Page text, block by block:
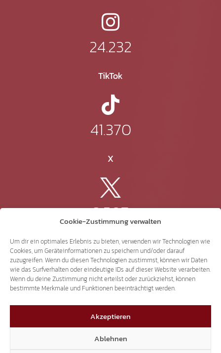
Cookie-Zustimmung verwalten
Um dir ein optimales Erlebnis zu bieten, verwenden wir Technologien wie
Cookies, um Geräteinformationen zu speichern und/oder darauf
zuzugreifen. Wenn du diesen Technologien zustimmst, können wir Daten
wie das Surfverhalten oder eindeutige IDs auf dieser Website verarbeiten.
Wenn du deine Zustimmung nicht erteilst oder zurückziehst, können
bestimmte Merkmale und Funktionen beeinträchtigt werden.
Akzeptieren
Ablehnen
24.232
TikTok
41.370
X
3.507
Threads
3.401
YouTube